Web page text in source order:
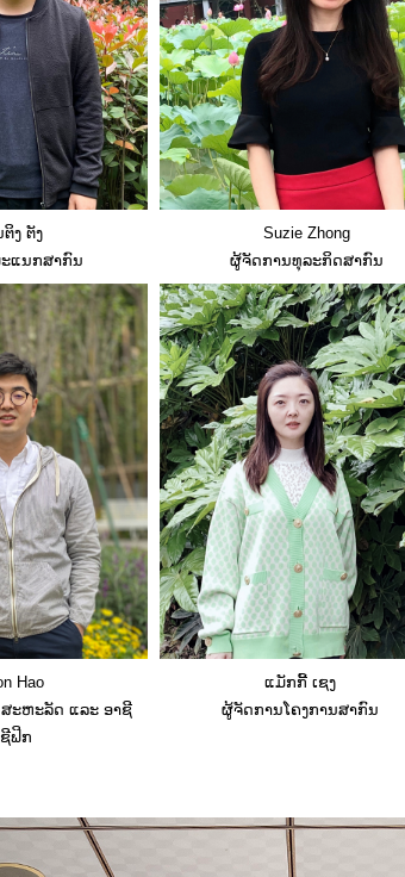
ງ ຕັງ
ແນກສາກົນ
Suzie Zhong
ຜູ້ຈັດການທຸລະກິດສາກົນ
Hao
ະຫະລັດ ແລະ ອາຊີ
ຟິກ
ແມັກກີ້ ເຊງ
ຜູ້ຈັດການໂຄງການສາກົນ